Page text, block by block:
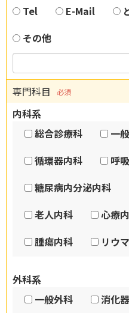
Tel E-Mail
その他
専門科目 必須
内科系
総合診療科
一
循環器内科
呼
糖尿病内分泌内科
老人内科
心療
腫瘍内科
リウ
外科系
一般外科
消化